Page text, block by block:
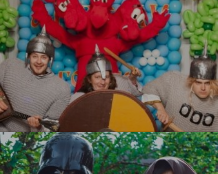
УЗНАТЬ БОЛЬШЕ
УЗНАТЬ БОЛЬШЕ
Три Богатыря